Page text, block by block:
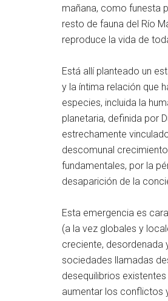
mañana, como funesta
resto de fauna del Río
reproduce la vida de
Está allí planteado un
y la íntima relación que
especies, incluida la
planetaria, definida por
estrechamente
descomunal
fundamentales, por la
desaparición de la
Esta emergencia es
(a la vez globales y
creciente, desordenada
sociedades llamadas
desequilibrios
aumentar los conflictos